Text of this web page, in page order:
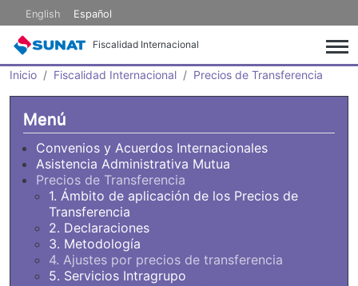
Pasar al contenido principal
English Español
Fiscalidad Internacional
Inicio Fiscalidad Internacional Precios de Transferencia
Menú
Convenios y Acuerdos Internacionales
Asistencia Administrativa Mutua
Precios de Transferencia
1. Ámbito de aplicación de los Precios de
Transferencia
2. Declaraciones
3. Metodología
4. Ajustes por precios de transferencia
5. Servicios Intragrupo